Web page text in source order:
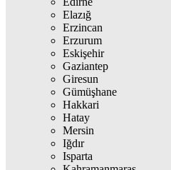
Elazığ
Erzincan
Erzurum
Eskişehir
Gaziantep
Giresun
Gümüşhane
Hakkari
Hatay
Mersin
Iğdır
Isparta